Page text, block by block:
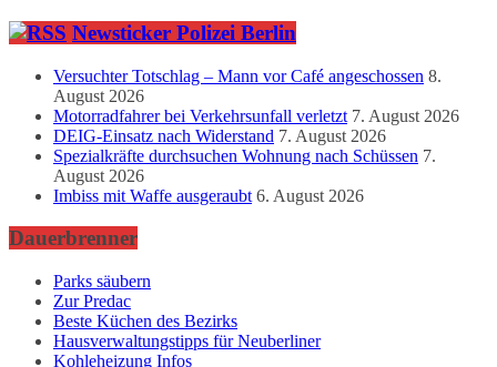
Newsticker Polizei Berlin
Versuchter Totschlag – Mann vor Café angeschossen 8.
August 2026
Motorradfahrer bei Verkehrsunfall verletzt 7. August 2026
DEIG-Einsatz nach Widerstand 7. August 2026
Spezialkräfte durchsuchen Wohnung nach Schüssen 7.
August 2026
Imbiss mit Waffe ausgeraubt 6. August 2026
Dauerbrenner
Parks säubern
Zur Predac
Beste Küchen des Bezirks
Hausverwaltungstipps für Neuberliner
Kohleheizung Infos